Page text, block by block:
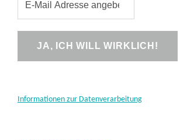
Informationen zur Datenverarbeitung